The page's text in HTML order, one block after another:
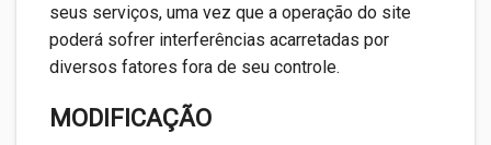
seus serviços, uma vez que a operação do site
poderá sofrer interferências acarretadas por
diversos fatores fora de seu controle.
MODIFICAÇÃO